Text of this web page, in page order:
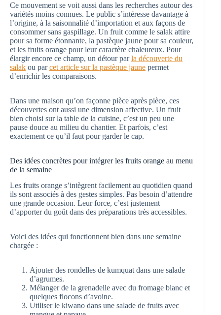
Ce mouvement se voit aussi dans les recherches autour des
variétés moins connues. Le public s’intéresse davantage à
l’origine, à la saisonnalité d’importation et aux façons de
consommer sans gaspillage. Un fruit comme le salak attire
pour sa forme étonnante, la pastèque jaune pour sa couleur,
et les fruits orange pour leur caractère chaleureux. Pour
élargir encore ce champ, un détour parla découverte du
salak ou parcet article sur la pastèque jaune permet
d’enrichir les comparaisons.
Dans une maison qu’on façonne pièce après pièce, ces
découvertes ont aussi une dimension affective. Un fruit
bien choisi sur la table de la cuisine, c’est un peu une
pause douce au milieu du chantier. Et parfois, c’est
exactement ce qu’il faut pour garder le cap.
Des idées concrètes pour intégrer les fruits orange au menu
de la semaine
Les fruits orange s’intègrent facilement au quotidien quand
ils sont associés à des gestes simples. Pas besoin d’attendre
une grande occasion. Leur force, c’est justement
d’apporter du goût dans des préparations très accessibles.
Voici des idées qui fonctionnent bien dans une semaine
chargée :
Ajouter des rondelles de kumquat dans une salade
d’agrumes.
Mélanger de la grenadelle avec du fromage blanc et
quelques flocons d’avoine.
Utiliser le kiwano dans une salade de fruits avec